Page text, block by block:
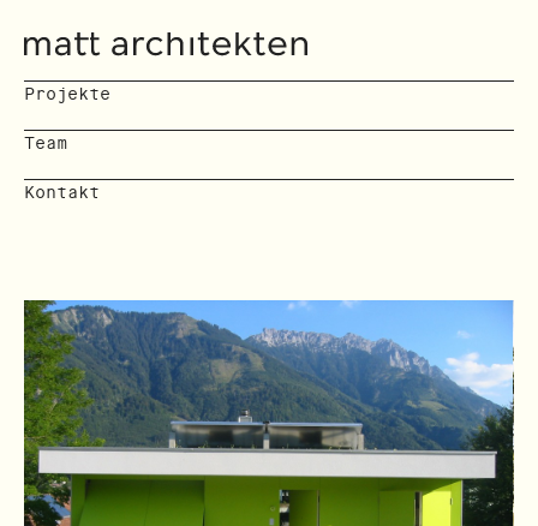
Projekte
Team
Kontakt